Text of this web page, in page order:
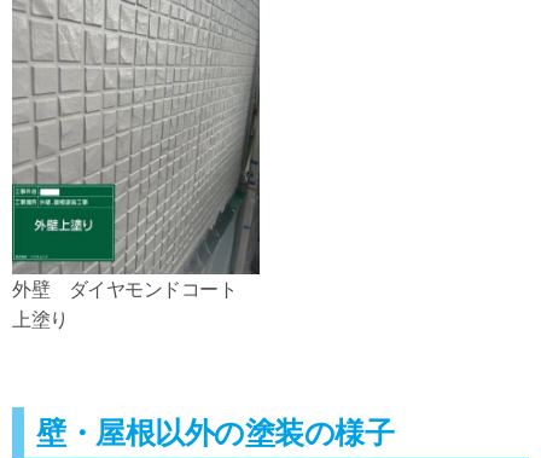
外壁 ダイヤモンドコート
上塗り
壁・屋根以外の塗装の様子